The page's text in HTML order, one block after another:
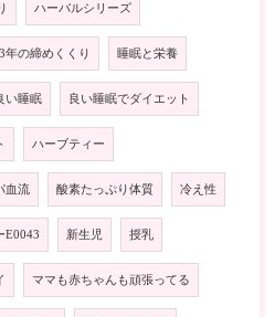
ハーバルシリーズ
年の締めくくり 睡眠と栄養
い睡眠 良い睡眠でダイエット
ハーブティー
血流 酸素たっぷり体質 冷え性
E0043 新生児 授乳
ママも赤ちゃんも頑張ってる